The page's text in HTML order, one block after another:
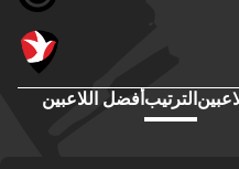
الترتيب أفضل اللاعبين